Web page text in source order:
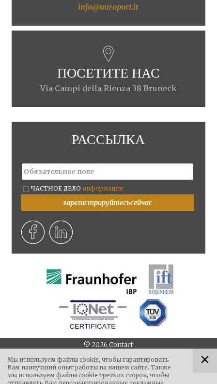
Мы используем файлы cookie, чтобы гарантировать
Вам наилучший опыт работы на нашем сайте. Также
мы используем файлы cookie третьих сторон, чтобы
info@auroport.it
ПОСЕТИТЕ НАС
Via Campi della Rienza 38 Bruneck
РАССЫЛКА
ЧАСТНОЕ ДЕЛО информация
зарегистрируйтесьсейчас
© 2026 Contact
||Via Campi della Rienza 38||I - 39031Bruneck||
+39
0474 551 084||8:00 - 12:00 & 14:00 - 17:00||Факс